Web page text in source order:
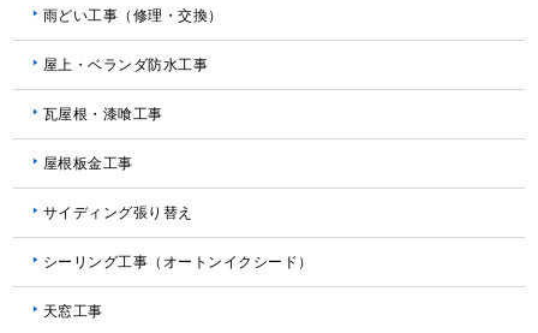
雨どい工事（修理・交換）
屋上・ベランダ防水工事
瓦屋根・漆喰工事
屋根板金工事
サイディング張り替え
シーリング工事（オートンイクシード）
天窓工事